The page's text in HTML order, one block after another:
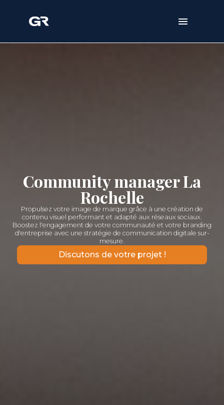
Community manager La
Rochelle
Propulsez votre image de marque grâce à une création de
contenu visuel performant et adapté aux réseaux sociaux.
Boostez l'engagement de votre communauté et votre branding
d'entreprise avec une stratégie de communication digitale sur-
mesure.
Discutons de votre projet !